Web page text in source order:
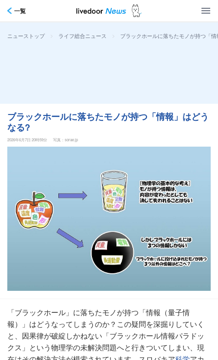
一覧
ニューストップ > ライフ総合ニュース > ブラックホールに落ちたモノが持つ「
ブラックホールに落ちたモノが持つ「情報」はどう
なる?
2026年6月7日 20時59分 写真：sorae.jp
「ブラックホール」に落ちたモノが持つ「情報（量子情
報）」はどうなってしまうのか？この疑問を深掘りしていく
と、因果律が破綻しかねない「ブラックホール情報パラドッ
クス」という物理学の未解決問題へと行きついてしまい、現